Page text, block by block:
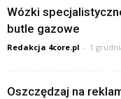
Wózki
butle gazowe
Redakcja 4core.pl - 1
Oszczędzaj na